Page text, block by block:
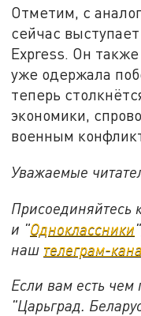
Отметим, с
сейчас
Express. Он
уже одержала
теперь
экономики,
военным
Уважаемые
Присоединяйтесь
и "Одноклассники
наш телеграм-
Если вам есть чем
"Царьград.